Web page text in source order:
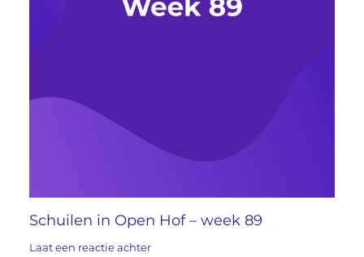
Schuilen in Open Hof – week 89
Laat een reactie achter